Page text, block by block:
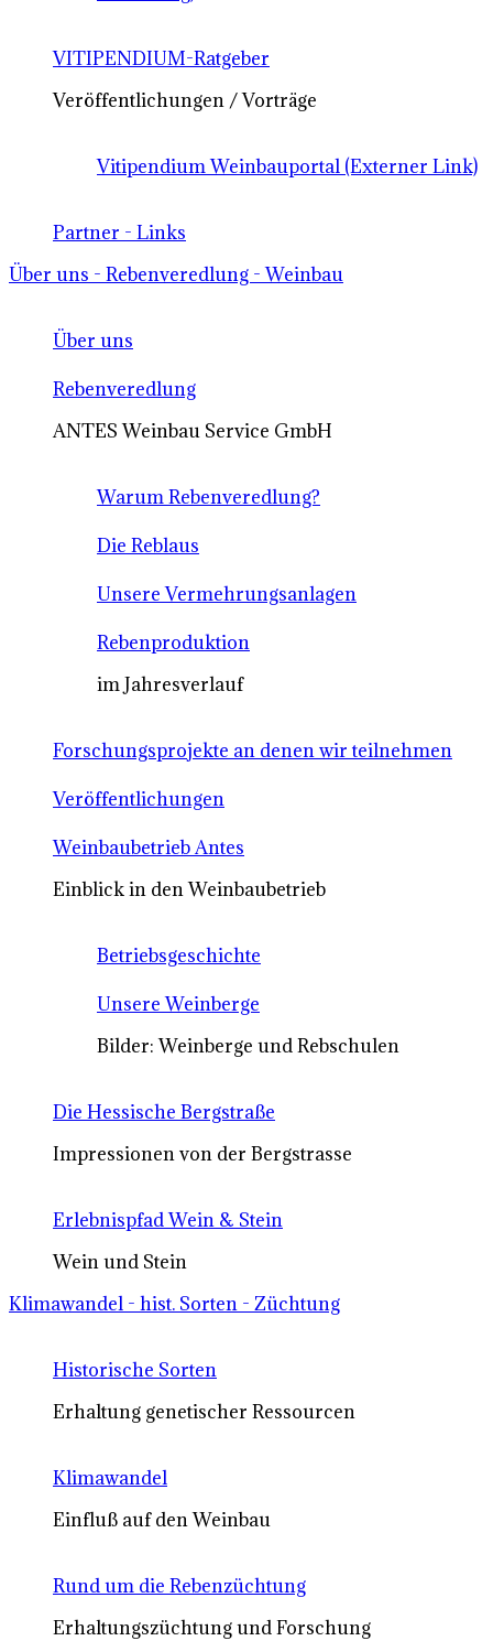
VITIPENDIUM-Ratgeber
Veröffentlichungen / Vorträge
Vitipendium Weinbauportal (Externer Link)
Partner - Links
Über uns - Rebenveredlung - Weinbau
Über uns
Rebenveredlung
ANTES Weinbau Service GmbH
Warum Rebenveredlung?
Die Reblaus
Unsere Vermehrungsanlagen
Rebenproduktion
im Jahresverlauf
Forschungsprojekte an denen wir teilnehmen
Veröffentlichungen
Weinbaubetrieb Antes
Einblick in den Weinbaubetrieb
Betriebsgeschichte
Unsere Weinberge
Bilder: Weinberge und Rebschulen
Die Hessische Bergstraße
Impressionen von der Bergstrasse
Erlebnispfad Wein & Stein
Wein und Stein
Klimawandel - hist. Sorten - Züchtung
Historische Sorten
Erhaltung genetischer Ressourcen
Klimawandel
Einfluß auf den Weinbau
Rund um die Rebenzüchtung
Erhaltungszüchtung und Forschung